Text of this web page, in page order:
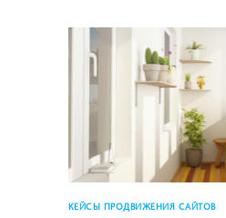
КЕЙСЫ ПРОДВИЖЕНИЯ САЙТОВ